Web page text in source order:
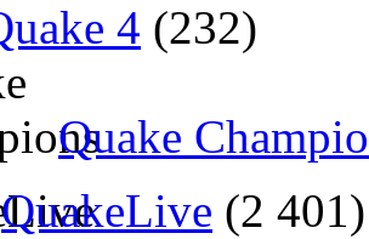
4 (232)
Quake
QuakeLive (2 401)